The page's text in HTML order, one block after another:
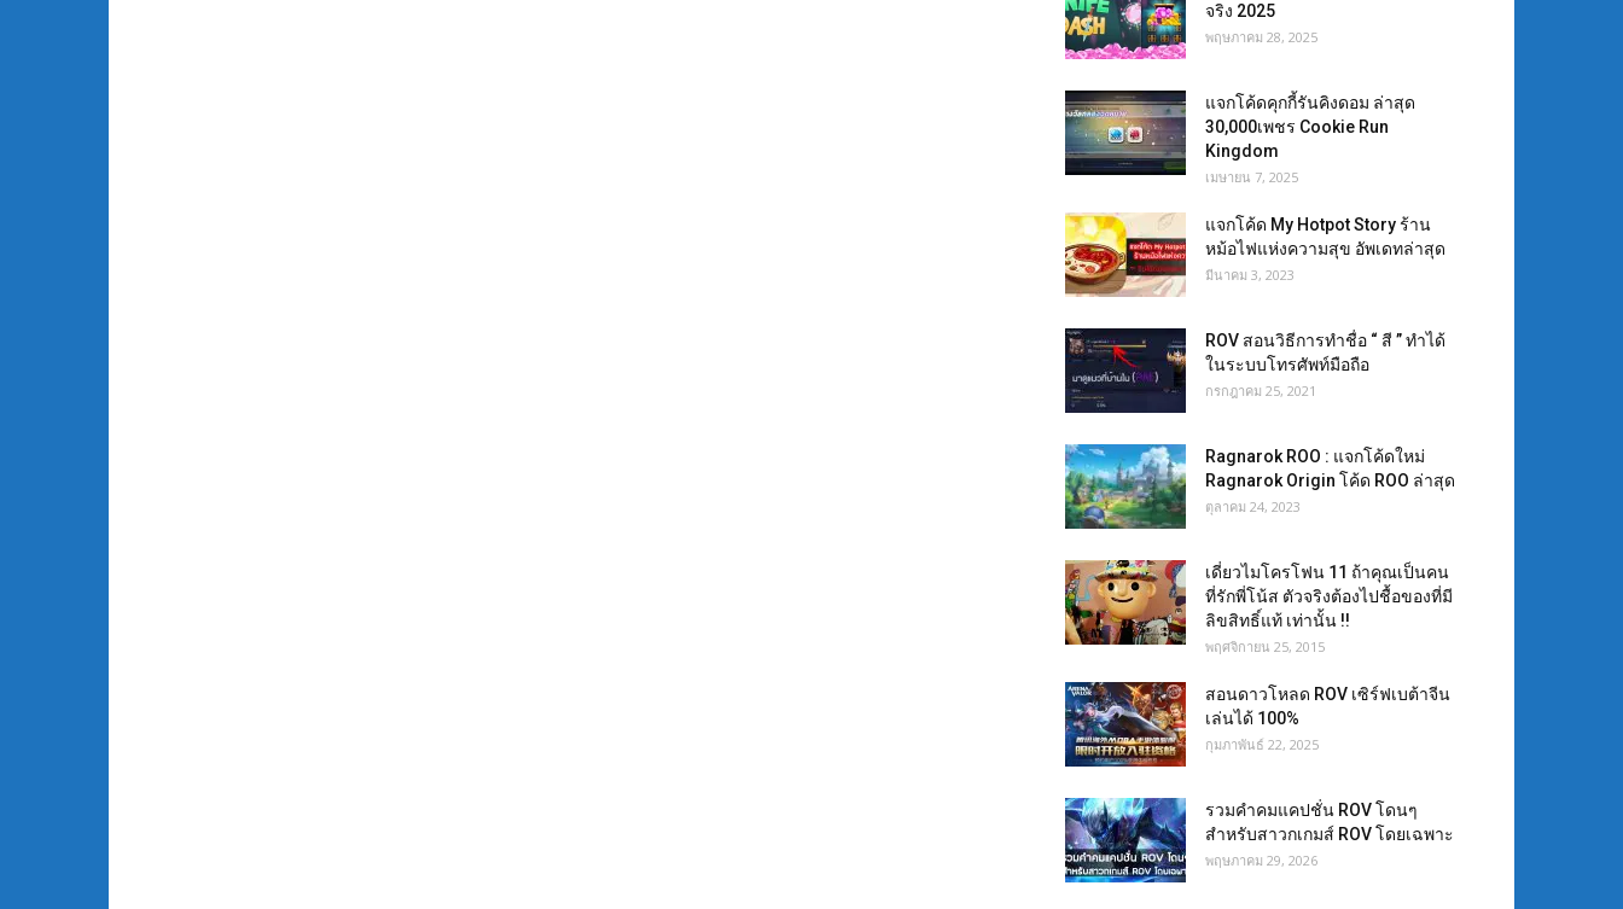
จริง 2025
พฤษภาคม 28, 2025
แจกโค้ดคุกกี้รันคิงดอม ล่าสุด
30,000เพชร Cookie Run
Kingdom
เมษายน 7, 2025
แจกโค้ด My Hotpot Story ร้าน
หม้อไฟแห่งความสุข อัพเดทล่าสุด
มีนาคม 3, 2023
ROV สอนวิธีการทำชื่อ “ สี ” ทำได้
ในระบบโทรศัพท์มือถือ
กรกฎาคม 25, 2021
Ragnarok ROO : แจกโค้ดใหม่
Ragnarok Origin โค้ด ROO ล่าสุด
ตุลาคม 24, 2023
เดี่ยวไมโครโฟน 11 ถ้าคุณเป็นคน
ที่รักพี่โน้ส ตัวจริงต้องไปชื้อของที่มี
ลิขสิทธิ์แท้ เท่านั้น !!
พฤศจิกายน 25, 2015
สอนดาวโหลด ROV เซิร์ฟเบต้าจีน
เล่นได้ 100%
กุมภาพันธ์ 22, 2025
รวมคำคมแคปชั่น ROV โดนๆ
สำหรับสาวกเกมส์ ROV โดยเฉพาะ
พฤษภาคม 29, 2026